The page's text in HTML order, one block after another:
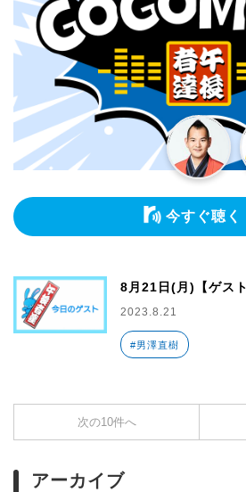
今すぐ聴く
8月21日(月)【ゲス
2023.8.21
#男澤直樹
次の10件へ
アーカイブ